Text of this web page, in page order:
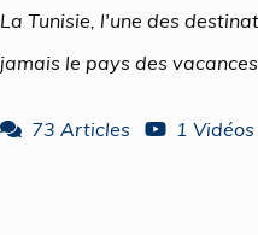
La Tunisie, l'une des
jamais le pays des
73 Articles 1 Vidéos